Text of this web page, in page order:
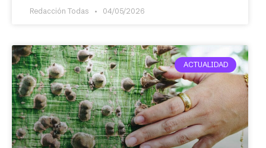
Redacción Todas 04/05/2026
ACTUALIDAD